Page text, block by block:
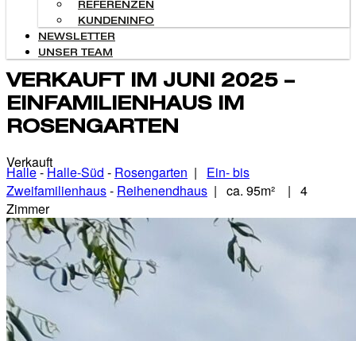
REFERENZEN
KUNDENINFO
NEWSLETTER
UNSER TEAM
VERKAUFT IM JUNI 2025 –
EINFAMILIENHAUS IM
ROSENGARTEN
Verkauft
Halle-Halle-Süd - Rosengarten | Ein- bis
Zweifamilienhaus- Reihenendhaus | ca. 95m² | 4
Zimmer